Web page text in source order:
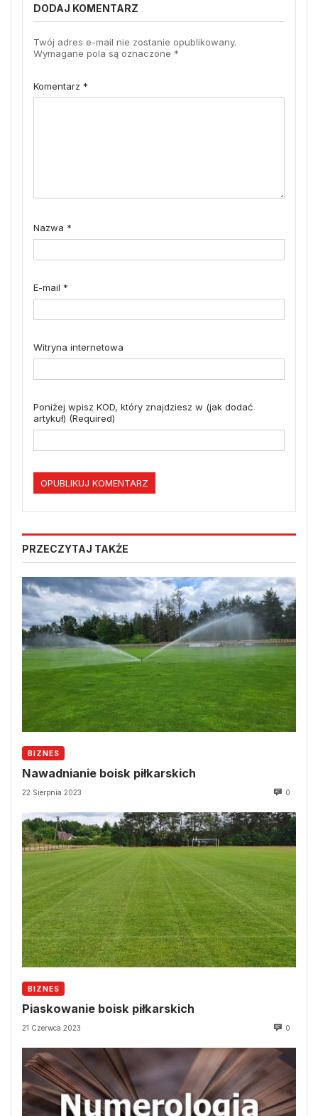
DODAJ KOMENTARZ
Twój adres e-mail nie zostanie opublikowany.
Wymagane pola są oznaczone *
Komentarz *
Nazwa *
E-mail *
Witryna internetowa
Poniżej wpisz KOD, który znajdziesz w (jak dodać
artykuł) (Required)
PRZECZYTAJ TAKŻE
BIZNES
Nawadnianie boisk piłkarskich
22 Sierpnia 2023 0
BIZNES
Piaskowanie boisk piłkarskich
21 Czerwca 2023 0